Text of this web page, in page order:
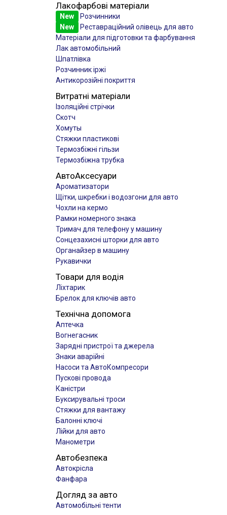
Лакофарбові матеріали
New
Розчинники
New
Реставраційний олівець для авто
Матеріали для підготовки та фарбування
Лак автомобільний
Шпатлівка
Розчинник іржі
Антикорозійні покриття
Витратні матеріали
Ізоляційні стрічки
Скотч
Хомуты
Стяжки пластикові
Термозбіжні гільзи
Термозбіжна трубка
АвтоАксесуари
Ароматизатори
Щітки, шкребки і водозгони для авто
Чохли на кермо
Рамки номерного знака
Тримач для телефону у машину
Сонцезахисні шторки для авто
Органайзер в машину
Рукавички
Товари для водія
Ліхтарик
Брелок для ключів авто
Технічна допомога
Аптечка
Вогнегасник
Зарядні пристрої та джерела
Знаки аварійні
Насоси та АвтоКомпресори
Пускові провода
Каністри
Буксирувальні троси
Стяжки для вантажу
Балонні ключі
Лійки для авто
Манометри
Автобезпека
Автокрісла
Фанфара
Догляд за авто
Автомобільні тенти